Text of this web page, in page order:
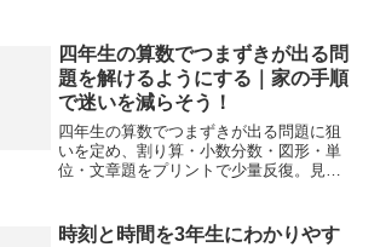
四年生の算数でつまずきが出る問
題を解けるようにする｜家の手順
で迷いを減らそう！
四年生の算数でつまずきが出る問題に狙
いを定め、割り算・小数分数・図形・単
位・文章題をプリントで少量反復。見取
時刻と時間を3年生にわかりやす